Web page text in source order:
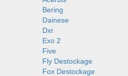
Bering
Dainese
Dxr
Exo 2
Five
Fly Destockage
Fox Destockage